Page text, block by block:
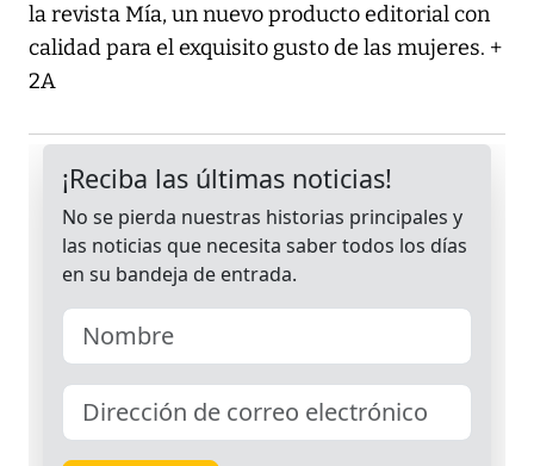
la revista Mía, un nuevo producto editorial con
calidad para el exquisito gusto de las mujeres. +
2A